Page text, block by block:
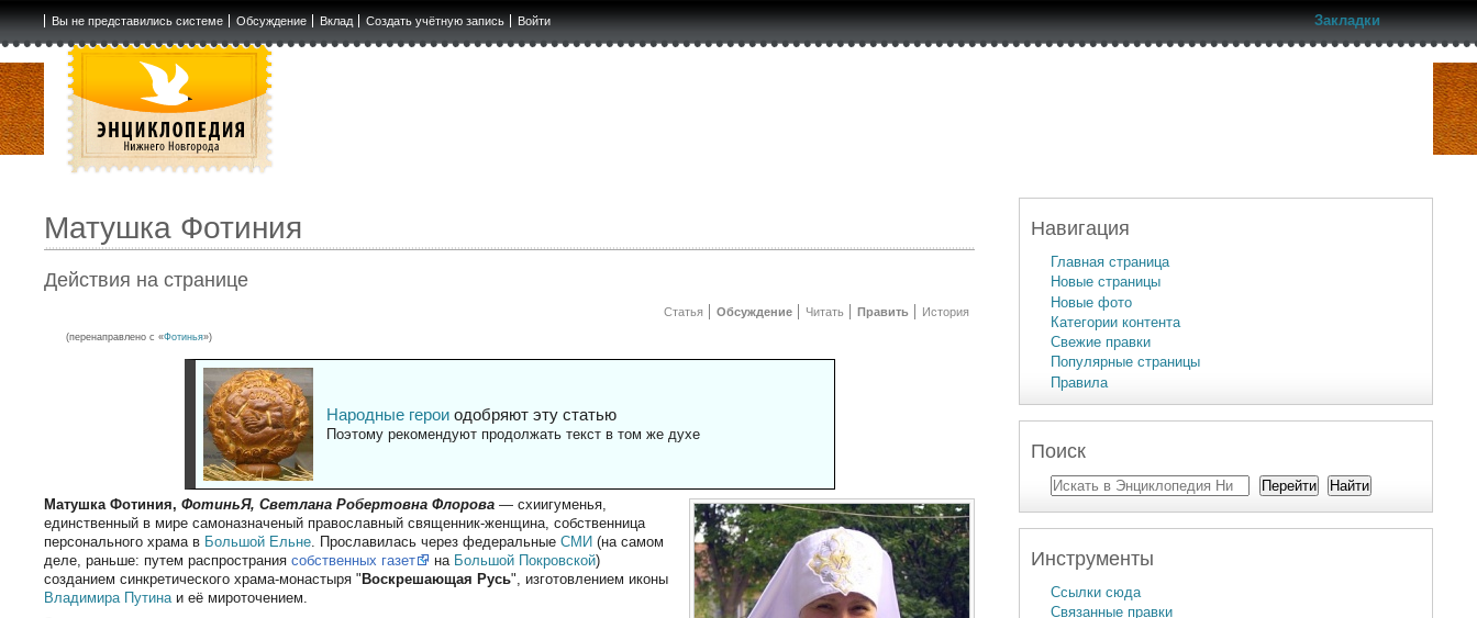
Вы не представились системе Обсуждение Вклад Создать учётную запись Войти Закладки
Матушка Фотиния
Действия на странице
Статья Обсуждение Читать Править История
(перенаправлено с «Фотинья»)
Народные героиодобряют эту статью
Поэтому рекомендуют продолжать текст в том же духе
Матушка Фотиния,ФотиньЯ, Светлана Робертовна Флорова — схиигуменья,
единственный в мире самоназначеный православный священник-женщина, собственница
персонального храма в Большой Ельне. Прославилась через федеральныеСМИ (на самом
деле, раньше: путем распространиясобственных газет на Большой Покровской)
созданием синкретического храма-монастыря " Воскрешающая Русь", изготовлением иконы
Владимира Путинаи её мироточением.
Навигация
Главная страница
Новые страницы
Новые фото
Категории контента
Свежие правки
Популярные страницы
Правила
Поиск
Инструменты
Ссылки сюда
Связанные правки